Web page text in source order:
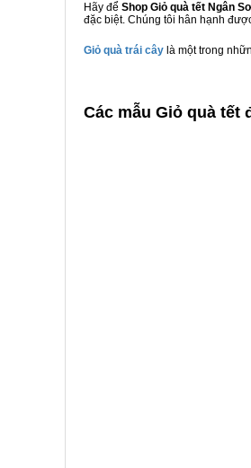
Hãy để Shop Giỏ quà tết Ngân
đặc biệt. Chúng tôi hân hạnh
Giỏ quà trái cây là một trong
Các mẫu Giỏ quà tết